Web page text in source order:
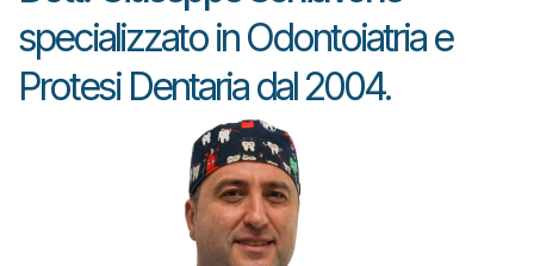
specializzato in Odontoiatria e
Protesi Dentaria dal 2004.